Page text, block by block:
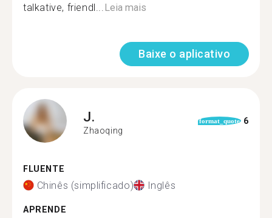
talkative, friendl...Leia mais
Baixe o aplicativo
J.
Zhaoqing
format_quote 6
FLUENTE
Chinês (simplificado) Inglês
APRENDE